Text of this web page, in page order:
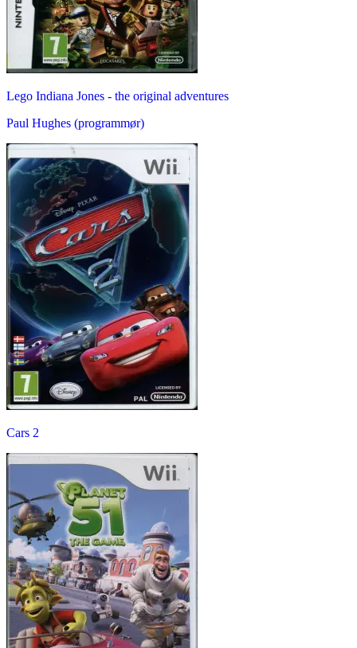
Lego Indiana Jones - the original adventures
Paul Hughes (programmør)
Cars 2